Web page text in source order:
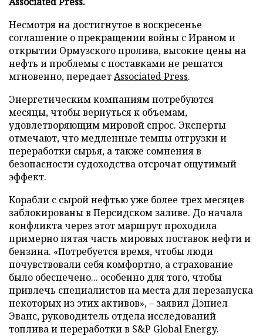
Несмотря на достигнутое в воскресенье
соглашение о прекращении войны с Ираном и
открытии Ормузского пролива, высокие цены на
нефть и проблемы с поставками не решатся
мгновенно, передаетAssociated Press.
Энергетическим компаниям потребуются
месяцы, чтобы вернуться к объемам,
удовлетворяющим мировой спрос. Эксперты
отмечают, что медленные темпы отгрузки и
переработки сырья, а также сомнения в
безопасности судоходства отсрочат ощутимый
эффект.
Корабли с сырой нефтью уже более трех месяцев
заблокированы в Персидском заливе. До начала
конфликта через этот маршрут проходила
примерно пятая часть мировых поставок нефти и
бензина. «Потребуется время, чтобы люди
почувствовали себя комфортно, а страхование
было обеспечено... особенно для того, чтобы
привлечь специалистов на места для перезапуска
некоторых из этих активов», – заявил Дэниел
Эванс, руководитель отдела исследований
топлива и переработки в S&P Global Energy.